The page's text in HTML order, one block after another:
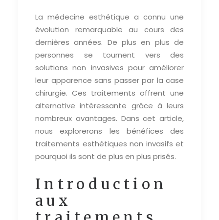
La médecine esthétique a connu une
évolution remarquable au cours des
dernières années. De plus en plus de
personnes se tournent vers des
solutions non invasives pour améliorer
leur apparence sans passer par la case
chirurgie. Ces traitements offrent une
alternative intéressante grâce à leurs
nombreux avantages. Dans cet article,
nous explorerons les bénéfices des
traitements esthétiques non invasifs et
pourquoi ils sont de plus en plus prisés.
Introduction
aux